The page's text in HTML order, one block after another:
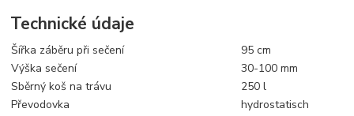
Technické údaje
Šířka záběru při sečení
95 cm
Výška sečení
30-100 mm
Sběrný koš na trávu
250 l
Převodovka
hydrostatisch